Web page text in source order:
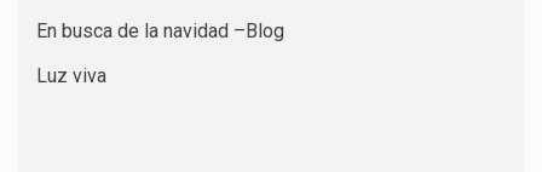
En busca de la navidad –Blog
Luz viva